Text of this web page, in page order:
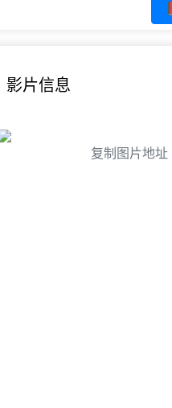
影片信息
复制图片地址